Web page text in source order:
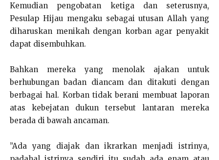
Kemudian pengobatan ketiga dan seterusnya,
Pesulap Hijau mengaku sebagai utusan Allah yang
diharuskan menikah dengan korban agar penyakit
dapat disembuhkan.
Bahkan mereka yang menolak ajakan untuk
berhubungan badan diancam dan ditakuti dengan
berbagai hal. Korban tidak berani membuat laporan
atas kebejatan dukun tersebut lantaran mereka
berada di bawah ancaman.
”Ada yang diajak dan ikrarkan menjadi istrinya,